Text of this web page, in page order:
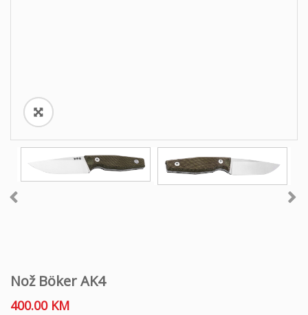
Nož Böker AK4
400.00 KM